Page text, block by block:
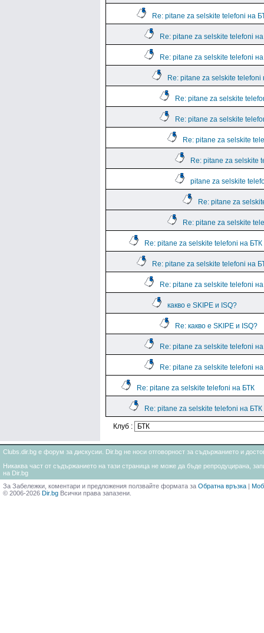
Re: pitane za selskite telefoni на
Re: pitane za selskite telefoni
Re: pitane za selskite telefoni
Re: pitane za selskite telefoni
Re: pitane za selskite
Re: pitane za selskite
Re: pitane za selskite
Re: pitane za selskite
pitane za selskite
Re: pitane za
Re: pitane za selskite
Re: pitane za selskite telefoni на БТК
Re: pitane za selskite telefoni на
Re: pitane za selskite telefoni
какво е SKIPE и ISQ?
Re: какво е SKIPE и ISQ?
Re: pitane za selskite telefoni
Re: pitane za selskite telefoni
Re: pitane za selskite telefoni на БТК
Re: pitane za selskite telefoni на БТК
Клуб :
Clubs.dir.bg е форум за дискусии. Dir.bg не носи отговорност за съдържанието и
Никаква част от съдържанието на тази страница не може да бъде репродуцирана,
на Dir.bg
За Забележки, коментари и предложения ползвайте формата за Обратна връзка |
© 2006-2026 Dir.bg Всички права запазени.